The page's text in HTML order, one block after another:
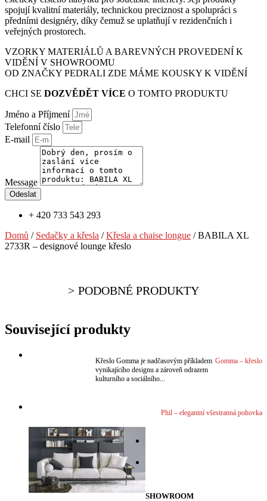
spojují kvalitní materiály, technickou preciznost a spolupráci s
předními designéry, díky čemuž se uplatňují v rezidenčních i
veřejných prostorech.
VZORKY MATERIÁLŮ A BAREVNÝCH PROVEDENÍ K
VIDĚNÍ V SHOWROOMU
OD ZNAČKY PEDRALI ZDE MÁME KOUSKY K VIDĚNÍ
CHCI SE DOZVĚDĚT VÍCE O TOMTO PRODUKTU
Jméno a Příjmení
Telefonní číslo
E-mail
Message
Odeslat
+ 420 733 543 293
Domů / Sedačky a křesla /Křesla a chaise longue / BABILA XL
2733R – designové lounge křeslo
PODOBNÉ PRODUKTY
Související produkty
Gomma – křeslo
Křeslo Gomma je nadčasovým příkladem
vynikajícího designu a zároveň odrazem
kulturního a sociálního...
Phil – elegantní všestranná pohovka
SHOWROOM